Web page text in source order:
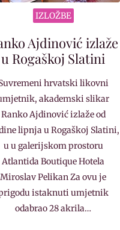
IZLOŽBE
Ajdinović izlaže
u Rogaškoj Slatini
hrvatski likovni
akademski slikar
Ranko Ajdinović izlaže od
lipnja u Rogaškoj Slatini,
u u galerijskom prostoru
Atlantida Boutique Hotela
Miroslav Pelikan Za ovu je
istaknuti umjetnik
odabrao 28 akrila…